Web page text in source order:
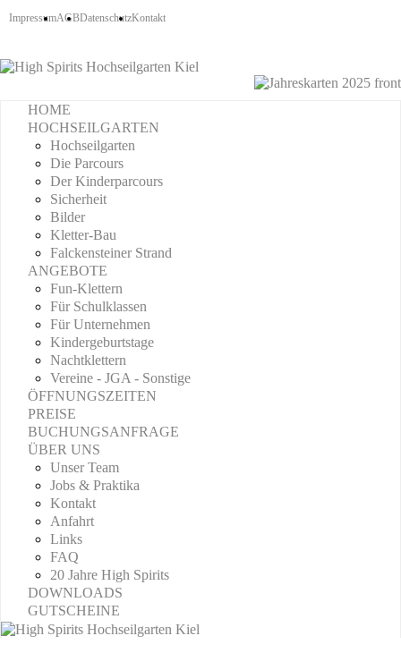
ImpressumAGBDatenschutzKontakt
HOME
HOCHSEILGARTEN
Hochseilgarten
Die Parcours
Der Kinderparcours
Sicherheit
Bilder
Kletter-Bau
Falckensteiner Strand
ANGEBOTE
Fun-Klettern
Für Schulklassen
Für Unternehmen
Kindergeburtstage
Nachtklettern
Vereine - JGA - Sonstige
ÖFFNUNGSZEITEN
PREISE
BUCHUNGSANFRAGE
ÜBER UNS
Unser Team
Jobs & Praktika
Kontakt
Anfahrt
Links
FAQ
20 Jahre High Spirits
DOWNLOADS
GUTSCHEINE